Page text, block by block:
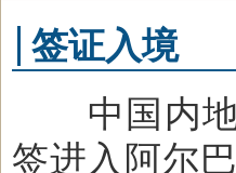
签证入境
中国内地
签进入阿尔